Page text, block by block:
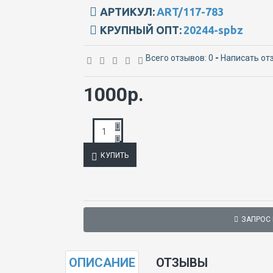
АРТИКУЛ: ART/117-783
КРУПНЫЙ ОПТ: 20244-spbz
Всего отзывов: 0 - Написать
1000р.
КУПИТЬ
ОПИСАНИЕ ОТЗЫВЫ